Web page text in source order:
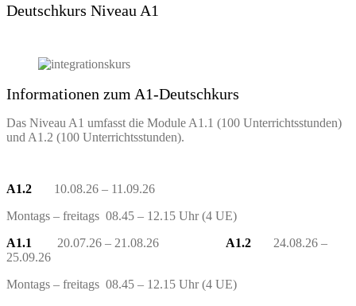
Deutschkurs Niveau A1
Informationen zum A1-Deutschkurs
Das Niveau A1 umfasst die Module A1.1 (100 Unterrichtsstunden)
und A1.2 (100 Unterrichtsstunden).
A1.2 10.08.26 – 11.09.26
Montags – freitags 08.45 – 12.15 Uhr (4 UE)
A1.1
20.07.26 – 21.08.26 A1.2 24.08.26 –
25.09.26
Montags – freitags 08.45 – 12.15 Uhr (4 UE)